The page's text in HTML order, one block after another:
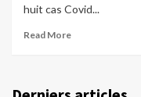
huit cas Covid...
Read More